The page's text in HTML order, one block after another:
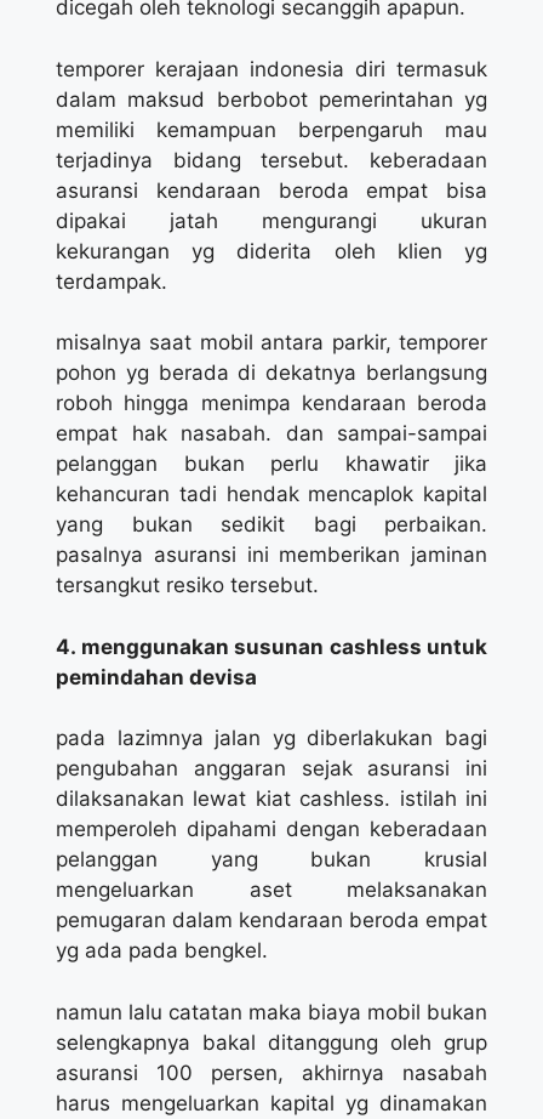
dicegah oleh teknologi secanggih apapun.
temporer kerajaan indonesia diri termasuk
dalam maksud berbobot pemerintahan yg
memiliki kemampuan berpengaruh mau
terjadinya bidang tersebut. keberadaan
asuransi kendaraan beroda empat bisa
dipakai jatah mengurangi ukuran
kekurangan yg diderita oleh klien yg
terdampak.
misalnya saat mobil antara parkir, temporer
pohon yg berada di dekatnya berlangsung
roboh hingga menimpa kendaraan beroda
empat hak nasabah. dan sampai-sampai
pelanggan bukan perlu khawatir jika
kehancuran tadi hendak mencaplok kapital
yang bukan sedikit bagi perbaikan.
pasalnya asuransi ini memberikan jaminan
tersangkut resiko tersebut.
4. menggunakan susunan cashless untuk
pemindahan devisa
pada lazimnya jalan yg diberlakukan bagi
pengubahan anggaran sejak asuransi ini
dilaksanakan lewat kiat cashless. istilah ini
memperoleh dipahami dengan keberadaan
pelanggan yang bukan krusial
mengeluarkan aset melaksanakan
pemugaran dalam kendaraan beroda empat
yg ada pada bengkel.
namun lalu catatan maka biaya mobil bukan
selengkapnya bakal ditanggung oleh grup
asuransi 100 persen, akhirnya nasabah
harus mengeluarkan kapital yg dinamakan